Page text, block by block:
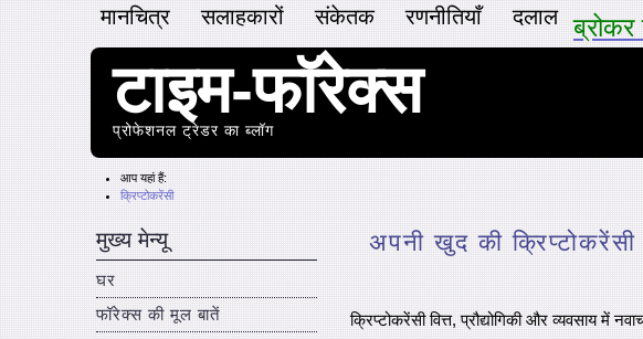
मानचित्र सलाहकारों संकेतक रणनीतियाँ दलाल ब्रोकर
टाइम-फॉरेक्स
प्रोफेशनल ट्रेडर का ब्लॉग
आप यहां हैं:
क्रिप्टोकरेंसी
मुख्य मेन्यू
घर
फॉरेक्स की मूल बातें
अपनी खुद की
क्रिप्टोकरेंसी वित्त, प्रौद्योगिकी और व्यवसाय में